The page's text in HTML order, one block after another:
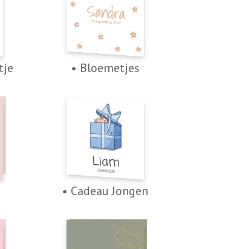
• Bloemetjes
• Cadeau Jongen